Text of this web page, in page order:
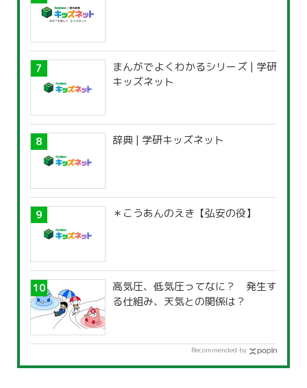
まんがでよくわかるシリーズ | 学研
キッズネット
辞典 | 学研キッズネット
＊こうあんのえき【弘安の役】
高気圧、低気圧ってなに？ 発生す
る仕組み、天気との関係は？
Recommended by